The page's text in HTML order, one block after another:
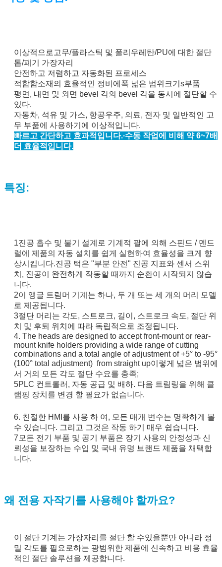
이상적으로 고무/플라스틱 및 폴리우레탄/PU에 대한 절단
톱/폐기 가장자리
안전하고 저렴하고 자동화된 프로세스
적합함소재의 효율적인 정비에 폭 넓은 범위 크기 s부품
평면, 내면 및 외면 bevel 각의 bevel 각을 동시에 절단할 수
있다.
자동차, 석유 및 가스, 항공우주, 의료, 전자 및 일반적인 고
무 부품에 사용하기에 이상적입니다.
빠르고 간단하고 효과적입니다.∙수동 작업에 비해 약 6~7배
더 효율적입니다.
특징:
1진공 흡수 및 불기 설계로 기계적 팔에 의해 스핀드 / 멘드
럴에 제품의 자동 설치를 쉽게 실현하여 효율성을 크게 향
상시킵니다.진공 턱은 "부분 안전" 진공 지표와 센서 스위
치, 진공이 완전하게 작동할 때까지 순환이 시작되지 않습
니다.
2이 앵글 트림머 기계는 하나, 두 개 또는 세 개의 머리 모델
로 제공됩니다.
3절단 머리는 각도, 스트로크, 길이, 스트로크 속도, 절단 위
치 및 후퇴 위치에 따라 독립적으로 조정됩니다.
4. The heads are designed to accept front-mount or rear-
mount knife holders providing a wide range of cutting
combinations and a total angle of adjustment of +5° to -95°
(100° total adjustment) from straight up이렇게 넓은 범위에
서 거의 모든 각도 절단 수요를 충족;
5PLC 컨트롤러, 자동 공급 및 배하. 다음 트림링을 위해 클
램핑 장치를 변경 할 필요가 없습니다.
6. 친절한 HMI를 사용 하 여, 모든 매개 변수는 명확하게 볼
수 있습니다. 그리고 그것은 작동 하기 매우 쉽습니다.
7모든 전기 부품 및 공기 부품은 장기 사용의 안정성과 신
뢰성을 보장하는 수입 및 국내 유명 브랜드 제품을 채택합
니다.
왜 전용 자작기를 사용해야 할까요?
이 절단 기계는 가장자리를 절단 할 수있을뿐만 아니라 정
밀 각도를 필요로하는 광범위한 제품에 신속하고 비용 효율
적인 절단 솔루션을 제공합니다.